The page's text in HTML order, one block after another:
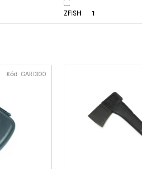
ZFISH 1
Kód: GAR1300